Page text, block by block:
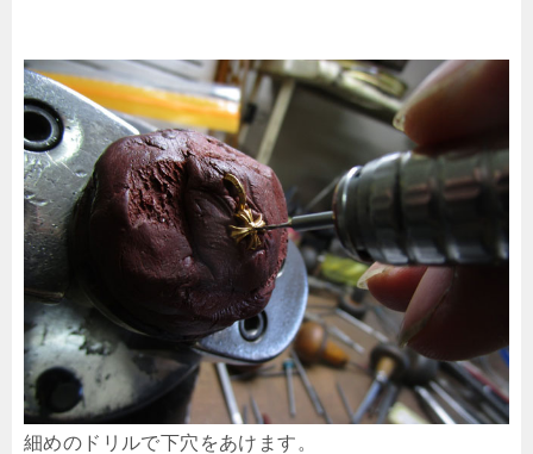
細めのドリルで下穴をあけます。